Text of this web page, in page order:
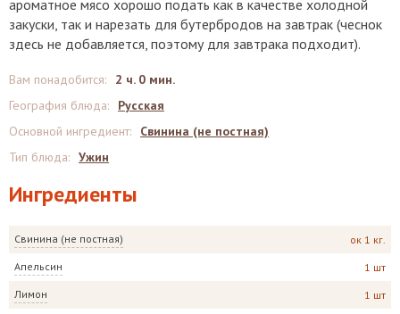
ароматное мясо хорошо подать как в качестве холодной
закуски, так и нарезать для бутербродов на завтрак (чеснок
здесь не добавляется, поэтому для завтрака подходит).
Ингредиенты
Свинина (не постная) ок 1 кг.
Апельсин 1 шт
Лимон 1 шт
Вам понадобится:
2 ч. 0 мин.
География блюда:
Русская
Основной ингредиент:
Свинина (не постная)
Тип блюда: Ужин